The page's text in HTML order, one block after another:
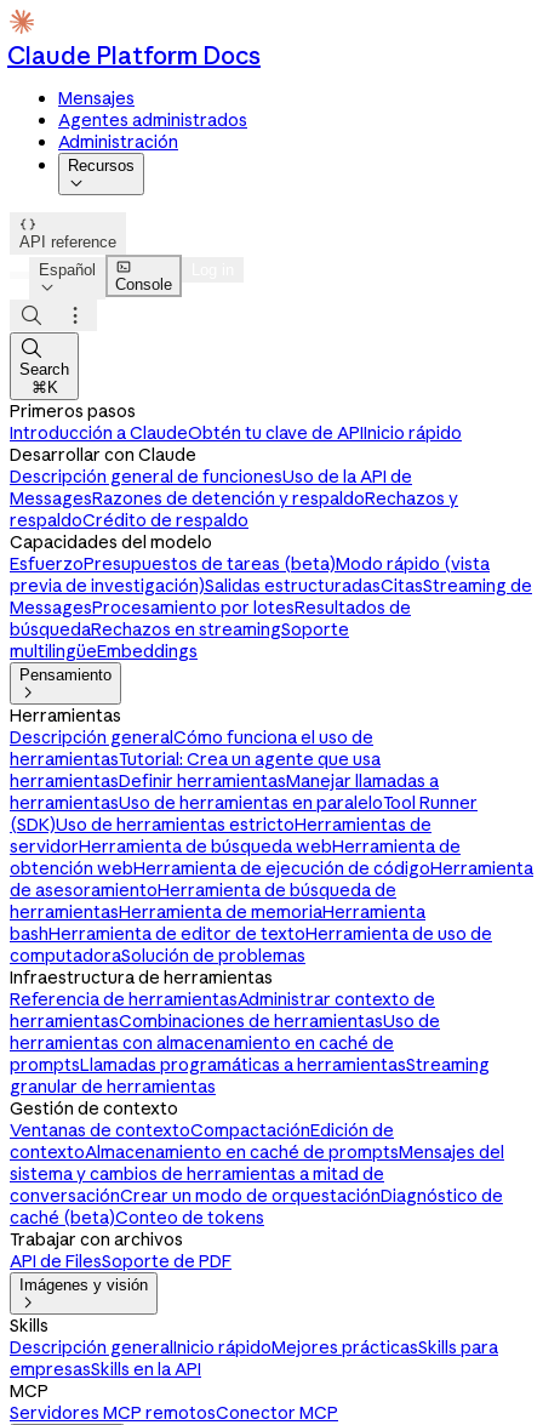
Claude Platform Docs
Mensajes
Agentes administrados
Administración
Recursos


API reference
Español


Console



Search
⌘K
Primeros pasos
Introducción a ClaudeObtén tu clave de APIInicio rápido
Desarrollar con Claude
Descripción general de funcionesUso de la API de
MessagesRazones de detención y respaldoRechazos y
respaldoCrédito de respaldo
Capacidades del modelo
EsfuerzoPresupuestos de tareas (beta)Modo rápido (vista
previa de investigación)Salidas estructuradasCitasStreaming de
MessagesProcesamiento por lotesResultados de
búsquedaRechazos en streamingSoporte
multilingüeEmbeddings
Pensamiento

Herramientas
Descripción generalCómo funciona el uso de
herramientasTutorial: Crea un agente que usa
herramientasDefinir herramientasManejar llamadas a
herramientasUso de herramientas en paraleloTool Runner
(SDK)Uso de herramientas estrictoHerramientas de
servidorHerramienta de búsqueda webHerramienta de
obtención webHerramienta de ejecución de códigoHerramienta
de asesoramientoHerramienta de búsqueda de
herramientasHerramienta de memoriaHerramienta
bashHerramienta de editor de textoHerramienta de uso de
computadoraSolución de problemas
Infraestructura de herramientas
Referencia de herramientasAdministrar contexto de
herramientasCombinaciones de herramientasUso de
herramientas con almacenamiento en caché de
promptsLlamadas programáticas a herramientasStreaming
granular de herramientas
Gestión de contexto
Ventanas de contextoCompactaciónEdición de
contextoAlmacenamiento en caché de promptsMensajes del
sistema y cambios de herramientas a mitad de
conversaciónCrear un modo de orquestaciónDiagnóstico de
caché (beta)Conteo de tokens
Trabajar con archivos
API de FilesSoporte de PDF
Imágenes y visión

Skills
Descripción generalInicio rápidoMejores prácticasSkills para
empresasSkills en la API
MCP
Servidores MCP remotosConector MCP